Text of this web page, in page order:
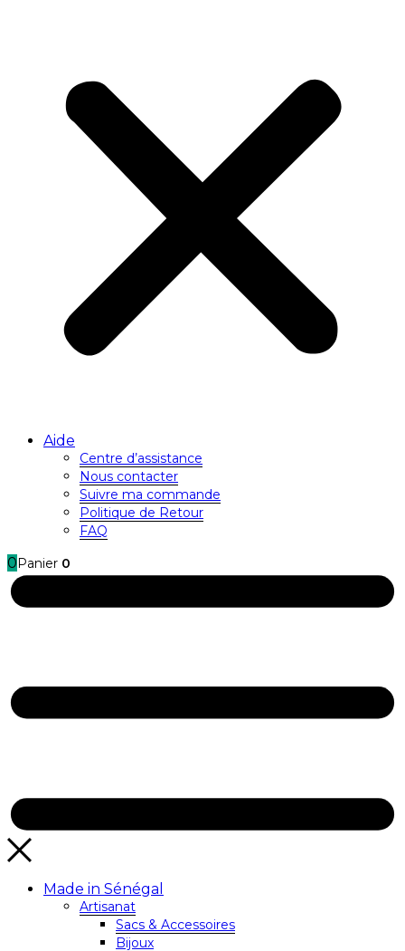
Aide
Centre d’assistance
Nous contacter
Suivre ma commande
Politique de Retour
FAQ
0 Panier 0
Made in Sénégal
Artisanat
Sacs & Accessoires
Bijoux